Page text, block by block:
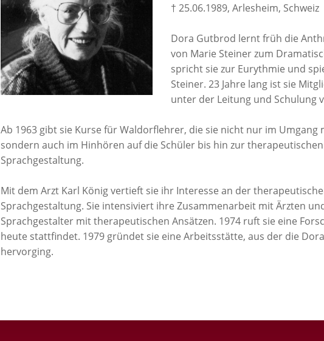
† 25.06.1989, Arlesheim, Schweiz
Dora Gutbrod lernt früh die
von Marie Steiner zum
spricht sie zur Eurythmie und
Steiner. 23 Jahre lang ist sie
unter der Leitung und Schulung
Ab 1963 gibt sie Kurse für Waldorflehrer, die sie nicht nur im Umgang
sondern auch im Hinhören auf die Schüler bis hin zur
Sprachgestaltung.
Mit dem Arzt Karl König vertieft sie ihr Interesse an der
Sprachgestaltung. Sie intensiviert ihre Zusammenarbeit mit Ärzten
Sprachgestalter mit therapeutischen Ansätzen. 1974 ruft sie eine
heute stattfindet. 1979 gründet sie eine Arbeitsstätte, aus der die
hervorging.